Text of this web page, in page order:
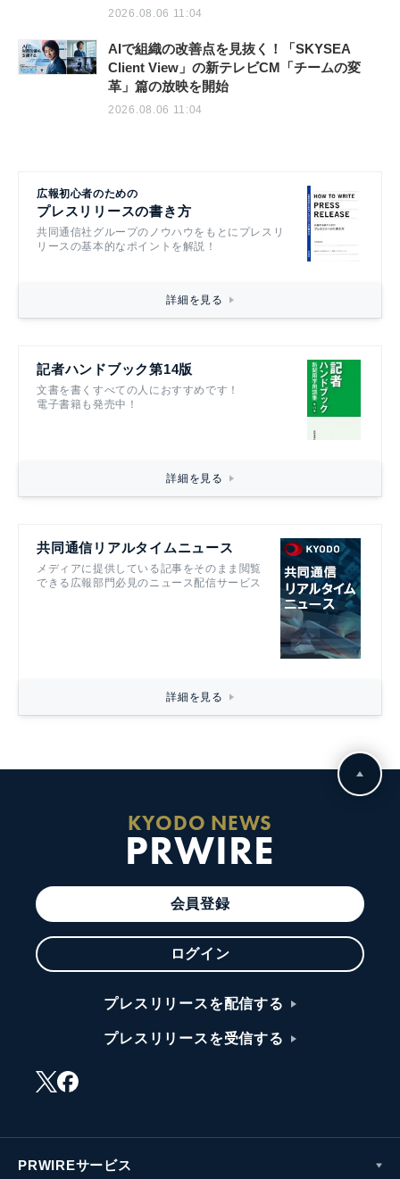
2026.08.06 11:04
AIで組織の改善点を見抜く！「SKYSEA
Client View」の新テレビCM「チームの変
革」篇の放映を開始
2026.08.06 11:04
広報初心者のための
プレスリリースの書き方
共同通信社グループのノウハウをもとにプレスリ
リースの基本的なポイントを解説！
詳細を見る
記者ハンドブック第14版
文書を書くすべての人におすすめです！
電子書籍も発売中！
詳細を見る
共同通信リアルタイムニュース
メディアに提供している記事をそのまま閲覧
できる広報部門必見のニュース配信サービス
詳細を見る
KYODO NEWS
PRWIRE
会員登録
ログイン
プレスリリースを配信する
プレスリリースを受信する
PRWIREサービス